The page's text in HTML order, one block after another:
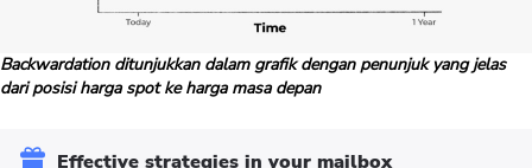
Backwardation ditunjukkan dalam grafik dengan penunjuk yang jelas
dari posisi harga spot ke harga masa depan
Effective strategies in your mailbox